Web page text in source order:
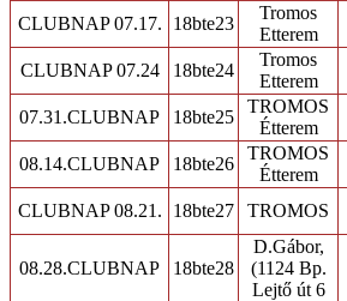
CLUBNAP 07.17. 18bte23
Tromos
Etterem
CLUBNAP 07.24 18bte24
Tromos
Etterem
07.31.CLUBNAP 18bte25
TROMOS
Étterem
08.14.CLUBNAP 18bte26
TROMOS
Étterem
CLUBNAP 08.21. 18bte27 TROMOS
08.28.CLUBNAP 18bte28
D.Gábor,
(1124 Bp.
Lejtő út 6